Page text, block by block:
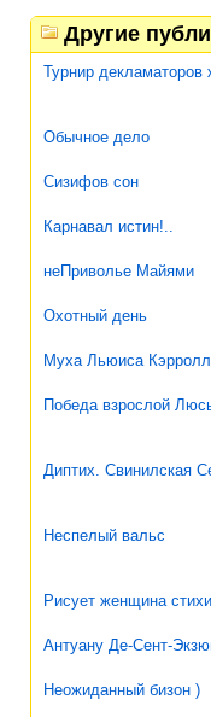
Другие
Турнир декламаторов
Обычное дело
Сизифов сон
Карнавал истин!..
неПриволье Майями
Охотный день
Муха Льюиса
Победа взрослой
Диптих. Свинилская
Неспелый вальс
Рисует женщина стихи
Антуану Де-Сент-
Неожиданный бизон )